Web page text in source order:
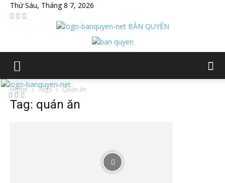
Thứ Sáu, Tháng 8 7, 2026
BẢN QUYỀN
Home Tags Quán ăn
Tag: quán ăn